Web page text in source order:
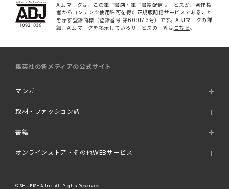
ABJマークは、この電子書店・電子書籍配信サービスが、著作権
者からコンテンツ使用許可を得た正規版配信サービスであること
を示す登録商標（登録番号 第6091713号）です。ABJマークの詳
細、ABJマークを掲示しているサービスの一覧は こちら。
集英社の各メディアの公式サイト
マンガ
取材・ファッション誌
書籍
オンラインストア・その他WEBサービス
© SHUEISHA Inc. All Rights Reserved.